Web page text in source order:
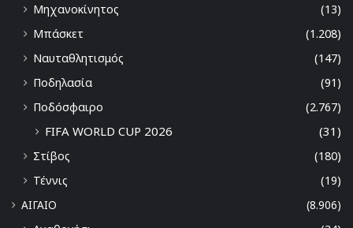
Μηχανοκίνητος
(13)
Μπάσκετ
(1.208)
Ναυταθλητισμός
(147)
Ποδηλασία
(91)
Ποδόσφαιρο
(2.767)
FIFA WORLD CUP 2026 (31)
Στίβος
(180)
Τέννις
(19)
ΑΙΓΑΙΟ
(8.906)